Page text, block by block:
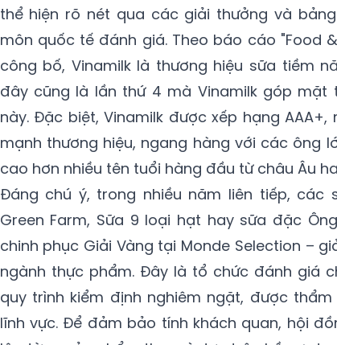
thể hiện rõ nét qua các giải thưởng và
môn quốc tế đánh giá. Theo báo cáo "Food
công bố, Vinamilk là thương hiệu sữa tiềm
đây cũng là lần thứ 4 mà Vinamilk góp mặt
này. Đặc biệt, Vinamilk được xếp hạng
mạnh thương hiệu, ngang hàng với các ông
cao hơn nhiều tên tuổi hàng đầu từ châu Âu
Đáng chú ý, trong nhiều năm liên tiếp, các
Green Farm, Sữa 9 loại hạt hay sữa đặc
chinh phục Giải Vàng tại Monde Selection –
ngành thực phẩm. Đây là tổ chức đánh giá
quy trình kiểm định nghiêm ngặt, được
lĩnh vực. Để đảm bảo tính khách quan, hội